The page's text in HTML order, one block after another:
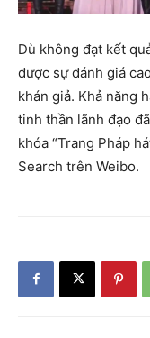
Dù không đạt kết
được sự đánh giá
khán giả. Khả năng
tinh thần lãnh đạo
khóa “Trang Pháp
Search trên Weibo.